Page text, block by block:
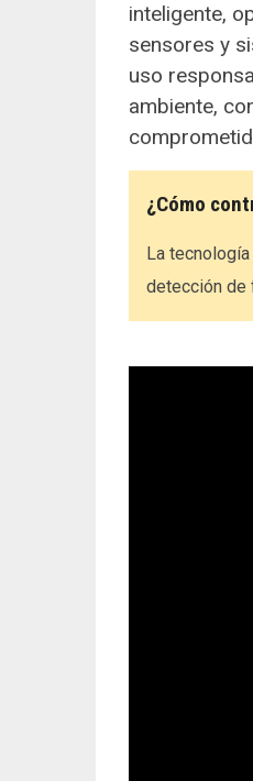
inteligente,
sensores y
uso
ambiente,
¿Cómo
La
detección de